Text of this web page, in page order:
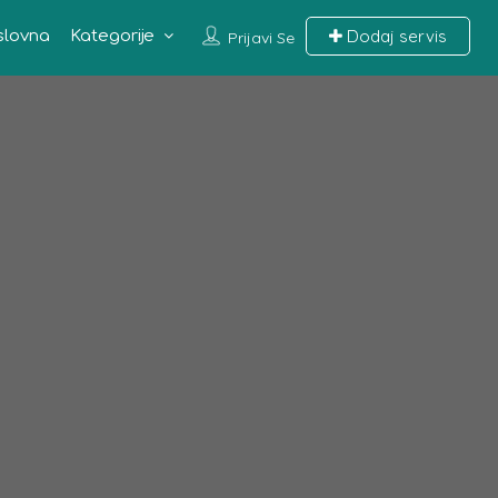
Prijavi Se Dodaj servis
Kategorije